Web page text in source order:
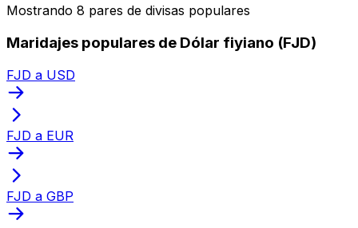
Mostrando 8 pares de divisas populares
Maridajes populares de Dólar fiyiano (FJD)
FJD a USD
FJD a EUR
FJD a GBP